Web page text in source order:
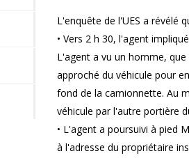
L'enquête de l'UES a révélé
• Vers 2 h 30, l'agent
L'agent a vu un homme,
approché du véhicule pour
fond de la camionnette. Au
véhicule par l'autre portière
• L'agent a poursuivi à pied
à l'adresse du propriétaire